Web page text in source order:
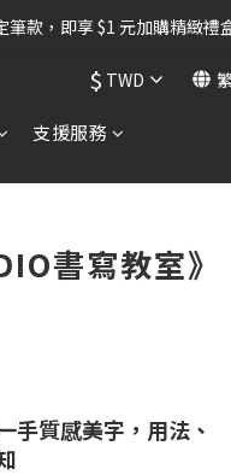
期間「含雷雕之訂單」將暫
筆款，即享 $1 元加購精緻禮
期間「含雷雕之訂單」將暫
$ TWD
支援服務
書寫教室》
質感美字，用法、